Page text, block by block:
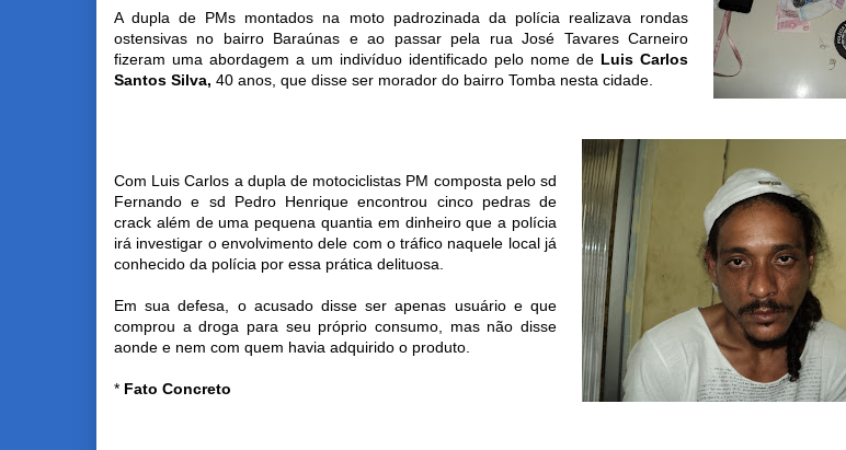
A dupla de PMs montados na moto padrozinada da polícia realizava rondas
ostensivas no bairro Baraúnas e ao passar pela rua José Tavares Carneiro
fizeram uma abordagem a um indivíduo identificado pelo nome de Luis Carlos
Santos Silva, 40 anos, que disse ser morador do bairro Tomba nesta cidade.
Com Luis Carlos a dupla de motociclistas PM composta pelo sd
Fernando e sd Pedro Henrique encontrou cinco pedras de
crack além de uma pequena quantia em dinheiro que a polícia
irá investigar o envolvimento dele com o tráfico naquele local já
conhecido da polícia por essa prática delituosa.
Em sua defesa, o acusado disse ser apenas usuário e que
comprou a droga para seu próprio consumo, mas não disse
aonde e nem com quem havia adquirido o produto.
* Fato Concreto